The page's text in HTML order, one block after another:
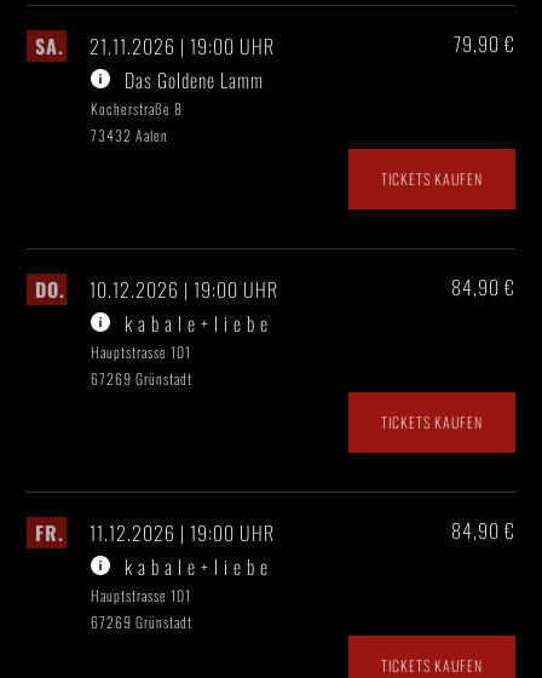
SA.
21.11.2026 | 19:00 UHR
Das Goldene Lamm
Kocherstraße 8
73432 Aalen
79,90 €
TICKETS KAUFEN
DO.
10.12.2026 | 19:00 UHR
k a b a l e + l i e b e
Hauptstrasse 101
67269 Grünstadt
84,90 €
TICKETS KAUFEN
FR.
11.12.2026 | 19:00 UHR
k a b a l e + l i e b e
Hauptstrasse 101
67269 Grünstadt
84,90 €
TICKETS KAUFEN